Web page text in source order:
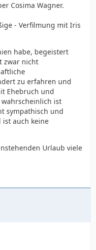
Cosima Wagner.
- Verfilmung mit Iris
habe, begeistert
zwar nicht
zu erfahren und
Ehebruch und
ist
sympathisch und
ist auch keine
Urlaub viele